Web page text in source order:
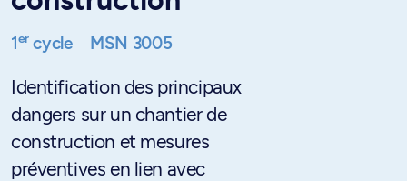
1ercycle MSN 3005
Identification des principaux
dangers sur un chantier de
construction et mesures
préventives en lien avec